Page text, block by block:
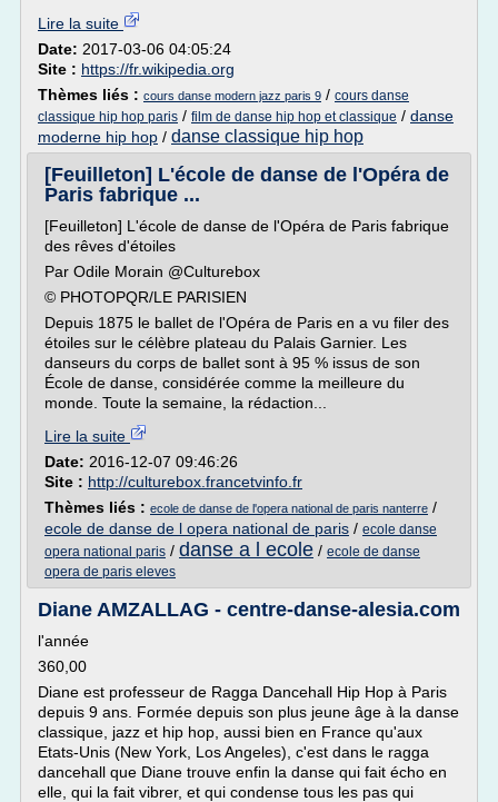
Lire la suite
Date: 2017-03-06 04:05:24
Site : https://fr.wikipedia.org
Thèmes liés : cours danse modern jazz paris 9 / cours danse
classique hip hop paris / film de danse hip hop et classique / danse
moderne hip hop / danse classique hip hop
[Feuilleton] L'école de danse de l'Opéra de
Paris fabrique ...
[Feuilleton] L'école de danse de l'Opéra de Paris fabrique
des rêves d'étoiles
Par Odile Morain @Culturebox
© PHOTOPQR/LE PARISIEN
Depuis 1875 le ballet de l'Opéra de Paris en a vu filer des
étoiles sur le célèbre plateau du Palais Garnier. Les
danseurs du corps de ballet sont à 95 % issus de son
École de danse, considérée comme la meilleure du
monde. Toute la semaine, la rédaction...
Lire la suite
Date: 2016-12-07 09:46:26
Site : http://culturebox.francetvinfo.fr
Thèmes liés : ecole de danse de l'opera national de paris nanterre /
ecole de danse de l opera national de paris / ecole danse
opera national paris / danse a l ecole / ecole de danse
opera de paris eleves
Diane AMZALLAG - centre-danse-alesia.com
l'année
360,00
Diane est professeur de Ragga Dancehall Hip Hop à Paris
depuis 9 ans. Formée depuis son plus jeune âge à la danse
classique, jazz et hip hop, aussi bien en France qu'aux
Etats-Unis (New York, Los Angeles), c'est dans le ragga
dancehall que Diane trouve enfin la danse qui fait écho en
elle, qui la fait vibrer, et qui condense tous les pas qui